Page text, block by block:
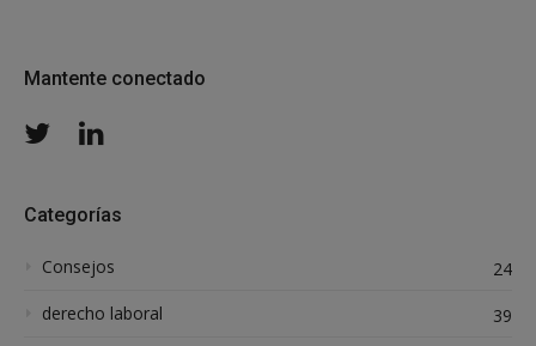
Mantente conectado
TwitterLinkedIn
Categorías
Consejos
24
derecho laboral
39